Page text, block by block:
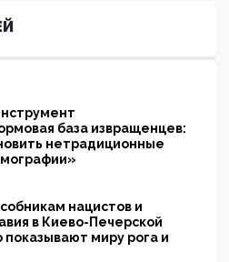
база извращенцев:
нетрадиционные
нацистов и
в Киево-Печерской
миру рога и